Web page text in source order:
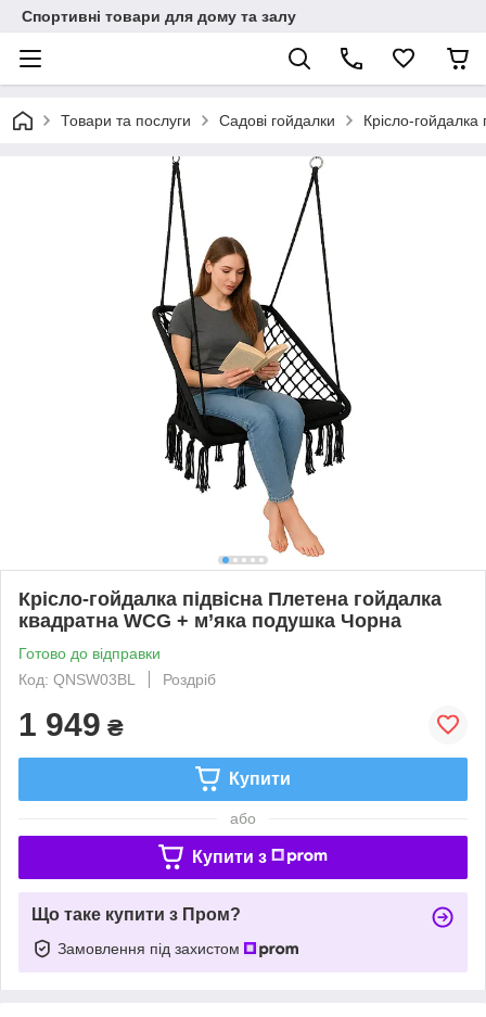
Спортивні товари для дому та залу
Товари та послуги Садові гойдалки Крісло-
Крісло-гойдалка підвісна Плетена гойдалка
квадратна WCG + м’яка подушка Чорна
Готово до відправки
Код: QNSW03BL
Роздріб
1 949 ₴
Купити
або
Купити з
Що таке купити з Пром?
Замовлення під захистом